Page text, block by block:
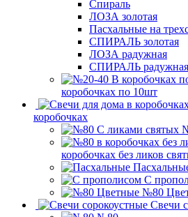
Спираль
ЛОЗА золотая
Пасхальные на
СПИРАЛЬ золотая
ЛОЗА радужная
СПИРАЛЬ радужная
коробочках по 10шт
коробочках
коробочках без ликов
С
№80
Свечи